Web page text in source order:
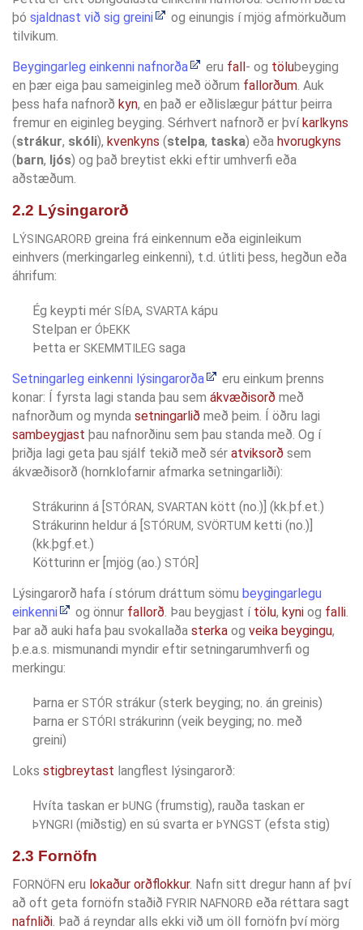
þó sjaldnast við sig greini
og einungis í mjög afmörkuðum
tilvikum.
Beygingarleg einkenni nafnorða
eru fall- og tölubeyging
en þær eiga þau sameiginleg með öðrum fallorðum. Auk
þess hafa nafnorð kyn, en það er eðlislægur þáttur þeirra
fremur en eiginleg beyging. Sérhvert nafnorð er þvíkarlkyns
(strákur, skóli), kvenkyns (stelpa, taska) eða hvorugkyns
(barn, ljós) og það breytist ekki eftir umhverfi eða
aðstæðum.
2.2 Lýsingarorð
LÝSINGARORÐ greina frá einkennum eða eiginleikum
einhvers (merkingarleg einkenni), t.d. útliti þess, hegðun eða
áhrifum:
Ég keypti mér SÍÐA, SVARTA kápu
Stelpan er ÓÞEKK
Þetta er SKEMMTILEG saga
Setningarleg einkenni lýsingarorða
eru einkum þrenns
konar: Í fyrsta lagi standa þau sem ákvæðisorð með
nafnorðum og mynda setningarlið með þeim. Í öðru lagi
sambeygjast þau nafnorðinu sem þau standa með. Og í
þriðja lagi geta þau sjálf tekið með sér atviksorð sem
ákvæðisorð (hornklofarnir afmarka setningarliði):
Strákurinn á [STÓRAN, SVARTAN kött (no.)] (kk.þf.et.)
Strákurinn heldur á [STÓRUM, SVÖRTUM ketti (no.)]
(kk.þgf.et.)
Kötturinn er [mjög (ao.) STÓR
Lýsingarorð hafa í stórum dráttum sömu beygingarlegu
einkenni
og önnur fallorð. Þau beygjast í tölu, kyni og falli.
Þar að auki hafa þau svokallaða sterka og veika beygingu,
þ.e.a.s. mismunandi myndir eftir setningarumhverfi og
merkingu:
Þarna er STÓR strákur (sterk beyging; no. án greinis)
Þarna er STÓRI strákurinn (veik beyging; no. með
greini)
Loks stigbreytast langflest lýsingarorð:
Hvíta taskan er ÞUNG (frumstig), rauða taskan er
ÞYNGRI (miðstig) en sú svarta er ÞYNGST (efsta stig)
2.3 Fornöfn
FORNÖFN eru lokaður orðflokkur. Nafn sitt dregur hann af því
að oft geta fornöfn staðið FYRIR NAFNORÐ eða réttara sagt
nafnliði. Það á reyndar alls ekki við um öll fornöfn því mörg